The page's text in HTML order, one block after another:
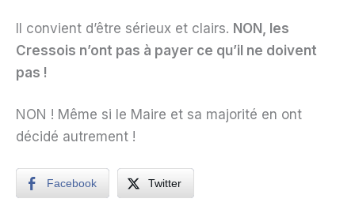
Il convient d’être sérieux et clairs. NON, les
Cressois n’ont pas à payer ce qu’il ne doivent
pas !
NON ! Même si le Maire et sa majorité en ont
décidé autrement !
Facebook Twitter